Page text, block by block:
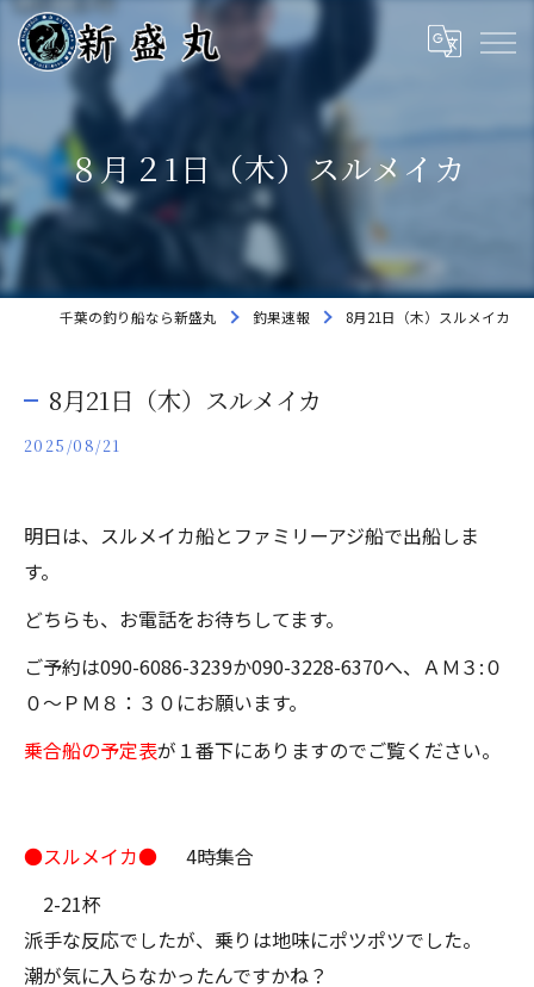
８月２1日（木）スルメイカ
千葉の釣り船なら新盛丸 釣果速報 8月21日（木）スルメイカ
8月21日（木）スルメイカ
2025/08/21
明日は、スルメイカ船とファミリーアジ船で出船しま
す。
どちらも、お電話をお待ちしてます。
ご予約は090-6086-3239か090-3228-6370へ、ＡＭ３:０
０～ＰＭ８：３０にお願います。
乗合船の予定表が１番下にありますのでご覧ください。
●スルメイカ●
4時集合
2-21杯
派手な反応でしたが、乗りは地味にポツポツでした。
潮が気に入らなかったんですかね？